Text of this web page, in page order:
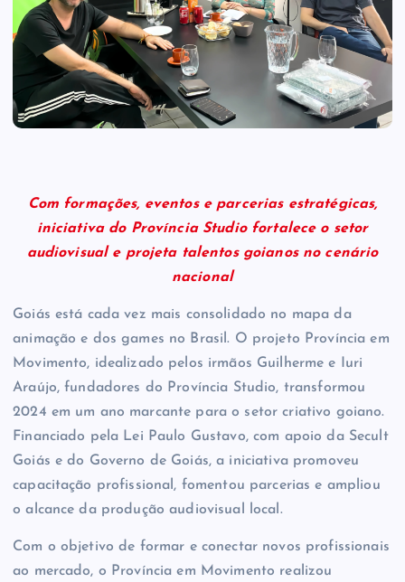
Com formações, eventos e parcerias estratégicas,
iniciativa do Província Studio fortalece o setor
audiovisual e projeta talentos goianos no cenário
nacional
Goiás está cada vez mais consolidado no mapa da
animação e dos games no Brasil. O projeto Província em
Movimento, idealizado pelos irmãos Guilherme e Iuri
Araújo, fundadores do Província Studio, transformou
2024 em um ano marcante para o setor criativo goiano.
Financiado pela Lei Paulo Gustavo, com apoio da Secult
Goiás e do Governo de Goiás, a iniciativa promoveu
capacitação profissional, fomentou parcerias e ampliou
o alcance da produção audiovisual local.
Com o objetivo de formar e conectar novos profissionais
ao mercado, o Província em Movimento realizou